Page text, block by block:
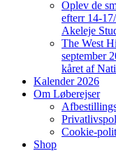
Oplev de
efterr 14-
Akeleje
The West
september
kåret af
Kalender 2026
Om Løberejser
Cookie-
Shop